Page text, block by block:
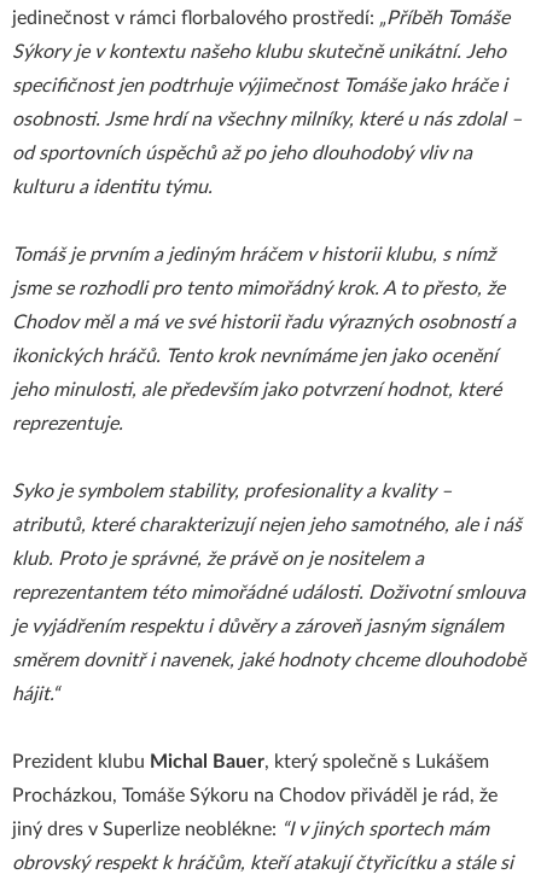
jedinečnost v rámci florbalového prostředí: „Příběh Tomáše
Sýkory je v kontextu našeho klubu skutečně unikátní. Jeho
specifičnost jen podtrhuje výjimečnost Tomáše jako hráče i
osobnosti. Jsme hrdí na všechny milníky, které u nás zdolal –
od sportovních úspěchů až po jeho dlouhodobý vliv na
kulturu a identitu týmu.
Tomáš je prvním a jediným hráčem v historii klubu, s nímž
jsme se rozhodli pro tento mimořádný krok. A to přesto, že
Chodov měl a má ve své historii řadu výrazných osobností a
ikonických hráčů. Tento krok nevnímáme jen jako ocenění
jeho minulosti, ale především jako potvrzení hodnot, které
reprezentuje.
Syko je symbolem stability, profesionality a kvality –
atributů, které charakterizují nejen jeho samotného, ale i náš
klub. Proto je správné, že právě on je nositelem a
reprezentantem této mimořádné události. Doživotní smlouva
je vyjádřením respektu i důvěry a zároveň jasným signálem
směrem dovnitř i navenek, jaké hodnoty chceme dlouhodobě
hájit.“
Prezident klubu Michal Bauer, který společně s Lukášem
Procházkou, Tomáše Sýkoru na Chodov přiváděl je rád, že
jiný dres v Superlize neoblékne: “I v jiných sportech mám
obrovský respekt k hráčům, kteří atakují čtyřicítku a stále si